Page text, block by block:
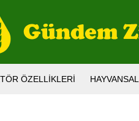
ÖZELLIKLERI